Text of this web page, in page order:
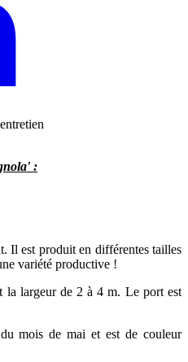
:
Il est produit en différentes tailles
variété productive !
la largeur de 2 à 4 m. Le port est
mois de mai et est de couleur